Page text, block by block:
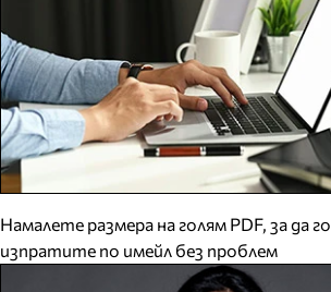
Намалете размера на голям PDF, за да го
изпратите по имейл без проблем